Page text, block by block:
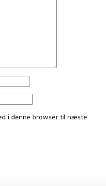
i denne browser til næste